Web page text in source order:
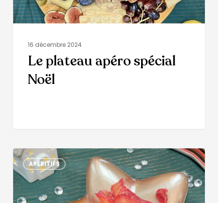
16 décembre 2024
Le plateau apéro spécial
Noël
APÉRITIFS